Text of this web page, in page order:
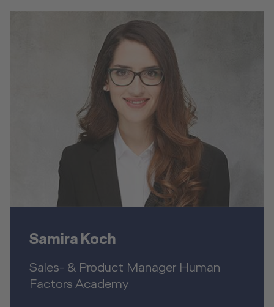
Samira Koch
Sales- & Product Manager Human
Factors Academy